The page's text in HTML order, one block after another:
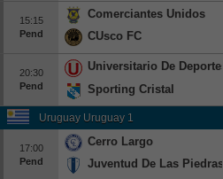
15:15
Pend
Comerciantes Unidos
CUsco FC
20:30
Pend
Universitario De Deportes
Sporting Cristal
Uruguay Uruguay 1
17:00
Pend
Cerro Largo
Juventud De Las Piedras
Casas de Apuestas